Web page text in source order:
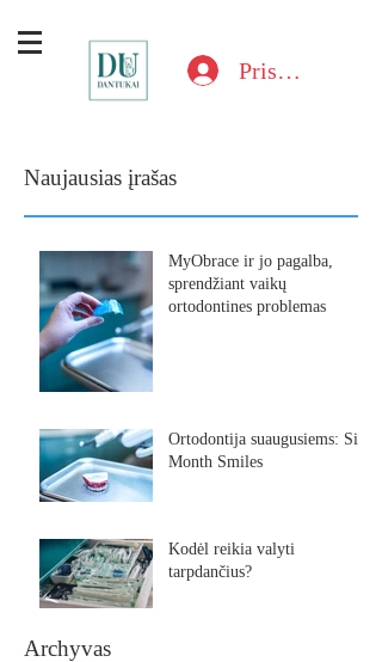
Prisijungti
Naujausias įrašas
MyObrace ir jo pagalba,
sprendžiant vaikų
ortodontines problemas
Ortodontija suaugusiems: Six
Month Smiles
Kodėl reikia valyti
tarpdančius?
Archyvas